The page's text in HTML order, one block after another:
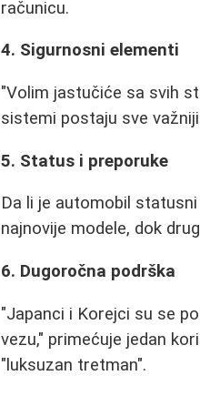
računicu.
4. Sigurnosni elementi
"Volim jastučiće sa svih
sistemi postaju sve
5. Status i preporuke
Da li je automobil
najnovije modele, dok
6. Dugoročna podrška
"Japanci i Korejci su se
vezu," primećuje jedan
"luksuzan tretman".